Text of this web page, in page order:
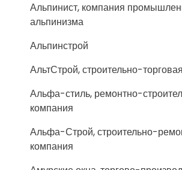
Альпинист, компания
альпинизма
Альпинстрой
АльтСтрой, строительно-
Альфа-стиль, ремонтно-
компания
Альфа-Строй, строительно-
компания